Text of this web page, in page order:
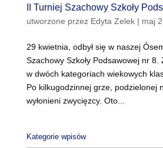
II Turniej Szachowy Szkoły
utworzone przez Edyta Zelek| maj
29 kwietnia, odbył się w naszej
Szachowy Szkoły Podsawowej nr 8.
w dwóch kategoriach wiekowych
Po kilkugodzinnej grze, podzielonej
wyłonieni zwycięzcy. Oto...
Kategorie wpisów